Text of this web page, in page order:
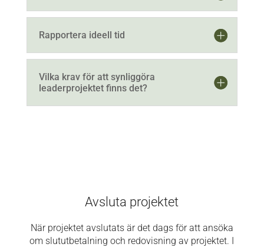
Rapportera ideell tid
Vilka krav för att synliggöra
leaderprojektet finns det?
Avsluta projektet
När projektet avslutats är det dags för att ansöka
om slututbetalning och redovisning av projektet. I